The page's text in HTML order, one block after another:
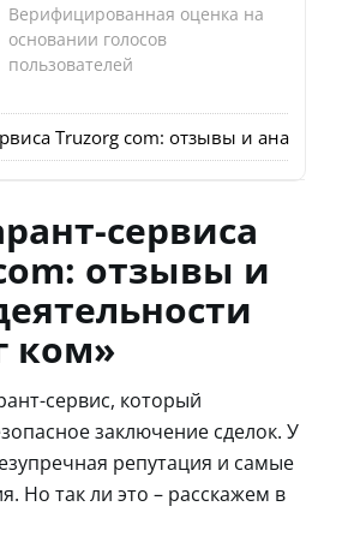
Верифицированная оценка на
основании голосов
пользователей
Truzorg com: отзывы и анализ
сервиса
отзывы и
ком»
сервис, который
заключение сделок. У
репутация и самые
Но так ли это – расскажем в